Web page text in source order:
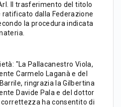
Il trasferimento del titolo
dalla Federazione
la procedura indicata
"La Pallacanestro Viola,
Carmelo Laganà e del
ringrazia la Gilbertina
Davide Pala e del dottor
correttezza ha consentito di